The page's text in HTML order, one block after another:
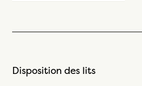
Disposition des lits